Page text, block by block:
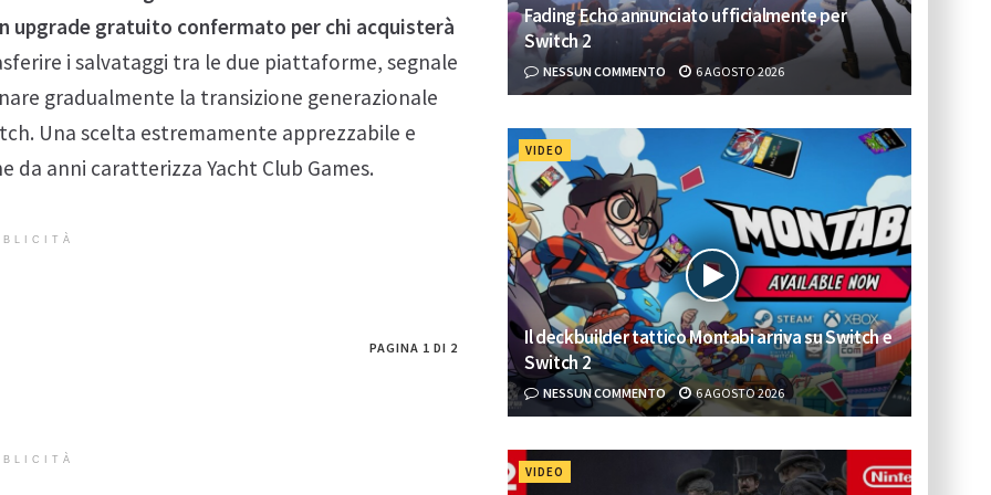
upgrade gratuito confermato per chi acquisterà
i salvataggi tra le due piattaforme, segnale
gradualmente la transizione generazionale
Una scelta estremamente apprezzabile e
anni caratterizza Yacht Club Games.
PAGINA 1 DI 2
Fading Echo annunciato ufficialmente per
Switch 2
NESSUN COMMENTO 6 AGOSTO 2026
VIDEO
Il deckbuilder tattico Montabi arriva su Switch e
Switch 2
NESSUN COMMENTO 6 AGOSTO 2026
VIDEO